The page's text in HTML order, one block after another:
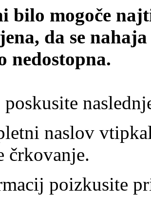
bilo mogoče
da se
nedostopna.
naslov
črkovanje.
poizkusite